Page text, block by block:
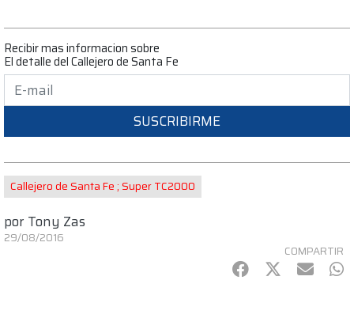
Recibir mas informacion sobre
El detalle del Callejero de Santa Fe
SUSCRIBIRME
Callejero de Santa Fe ; Super TC2000
por Tony Zas
29/08/2016
COMPARTIR
Facebook
Twitter
mail